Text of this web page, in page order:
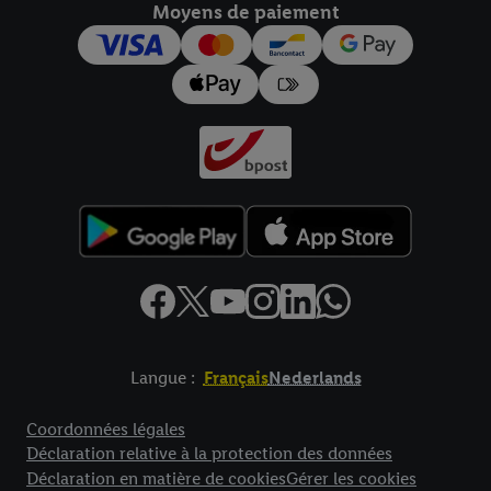
Moyens de paiement
Langue : FrançaisNederlands
Coordonnées légales
Déclaration relative à la protection des données
Déclaration en matière de cookiesGérer les cookies
pour l’avenir dans notredéclaration relative à la protection des
données
Vous trouverez les impressions ici.